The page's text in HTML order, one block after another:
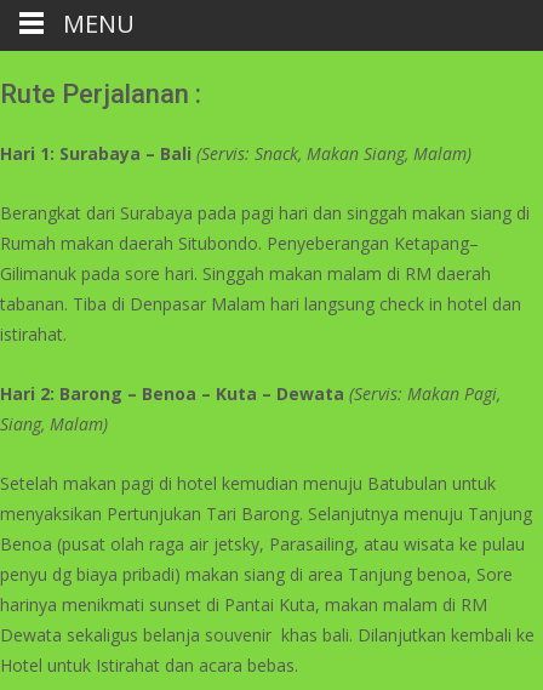
Rute Perjalanan :
Hari 1: Surabaya – Bali (Servis: Snack, Makan Siang, Malam)
Berangkat dari Surabaya pada pagi hari dan singgah makan siang di
Rumah makan daerah Situbondo. Penyeberangan Ketapang–
Gilimanuk pada sore hari. Singgah makan malam di RM daerah
tabanan. Tiba di Denpasar Malam hari langsung check in hotel dan
istirahat.
Hari 2: Barong – Benoa – Kuta – Dewata (Servis: Makan Pagi,
Siang, Malam)
Setelah makan pagi di hotel kemudian menuju Batubulan untuk
menyaksikan Pertunjukan Tari Barong. Selanjutnya menuju Tanjung
Benoa (pusat olah raga air jetsky, Parasailing, atau wisata ke pulau
penyu dg biaya pribadi) makan siang di area Tanjung benoa, Sore
harinya menikmati sunset di Pantai Kuta, makan malam di RM
Dewata sekaligus belanja souvenir khas bali. Dilanjutkan kembali ke
Hotel untuk Istirahat dan acara bebas.
MENU